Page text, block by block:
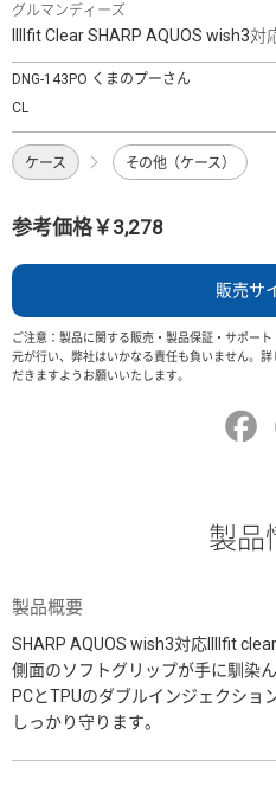
グルマンディーズ
IIIIfit Clear SHARP AQUOS wish3対
DNG-143PO くまのプーさん
CL
ケース その他（ケース）
参考価格￥3,278
販売サ
ご注意：製品に関する販売・製品保証・サポー
元が行い、弊社はいかなる責任も負いません。
だきますようお願いいたします。
製品
製品概要
SHARP AQUOS wish3対応IIIIfit
側面のソフトグリップが手に馴染
PCとTPUのダブルインジェクショ
しっかり守ります。